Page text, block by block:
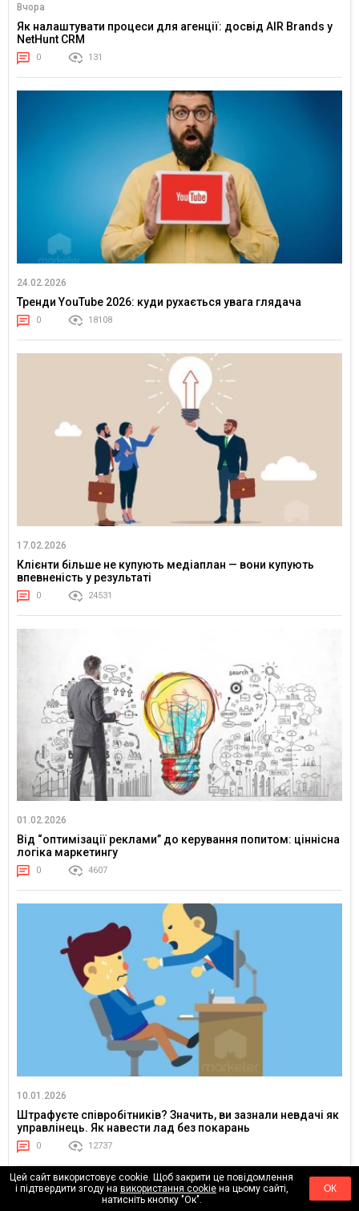
Вчора
Як налаштувати процеси для агенції: досвід AIR Brands у
NetHunt CRM
0 131
24.02.2026
Тренди YouTube 2026: куди рухається увага глядача
0 18108
17.02.2026
Клієнти більше не купують медіаплан — вони купують
впевненість у результаті
0 24531
01.02.2026
Від “оптимізації реклами” до керування попитом: ціннісна
логіка маркетингу
0 4607
10.01.2026
Штрафуєте співробітників? Значить, ви зазнали невдачі як
управлінець. Як навести лад без покарань
0 12737
Цей сайт використовує cookie. Щоб закрити це повідомлення
і підтвердити згоду на використання cookieна цьому сайті,
натисніть кнопку "Ок".
ОК